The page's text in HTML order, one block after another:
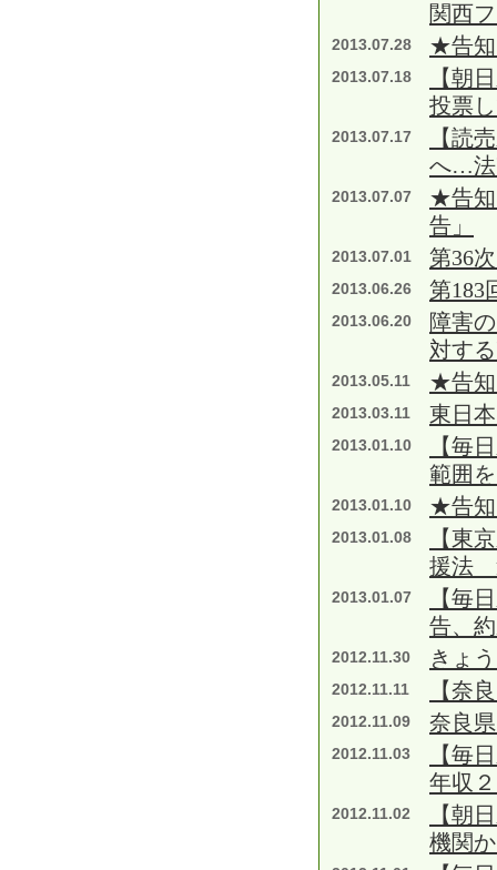
関西
2013.07.28 ★告
2013.07.18
【朝
投票
2013.07.17
【読
へ…法
2013.07.07
★告
告」
2013.07.01 第36
2013.06.26 第183
2013.06.20
障害
対す
2013.05.11 ★告
2013.03.11 東日
2013.01.10
【毎
範囲
2013.01.10 ★告
2013.01.08
【東
援法
2013.01.07
【毎
告、
2012.11.30 きょ
2012.11.11 【奈
2012.11.09 奈良
2012.11.03
【毎
年収
2012.11.02
【朝
機関